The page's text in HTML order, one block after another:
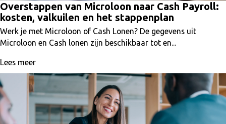
Overstappen van Microloon naar Cash Payroll:
kosten, valkuilen en het stappenplan
Werk je met Microloon of Cash Lonen? De gegevens uit
Microloon en Cash lonen zijn beschikbaar tot en...
Lees meer